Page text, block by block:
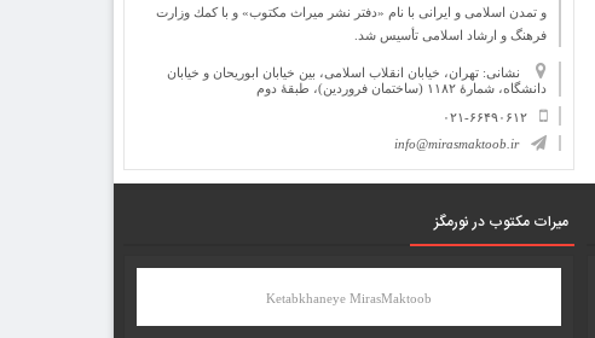
و تمدن اسلامی و ایرانی با نام «دفتر نشر میراث مكتوب» و با كمك وزارت
فرهنگ و ارشاد اسلامی تأسیس شد.
نشانی: تهران، خیابان انقلاب اسلامی، بین خیابان ابوریحان و خیابان
دانشگاه، شمارۀ ۱۱۸۲ (ساختمان فروردین)، طبقۀ دوم
۰۲۱-۶۶۴۹۰۶۱۲
info@mirasmaktoob.ir
میرات مکتوب در نورمگز
Ketabkhaneye MirasMaktoob